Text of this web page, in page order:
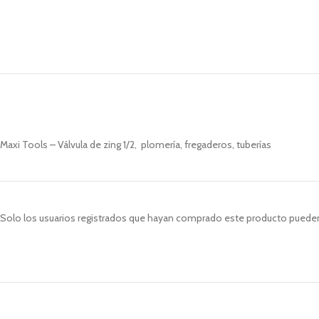
Maxi Tools – Válvula de zing 1/2, plomería, fregaderos, tuberías
Solo los usuarios registrados que hayan comprado este producto